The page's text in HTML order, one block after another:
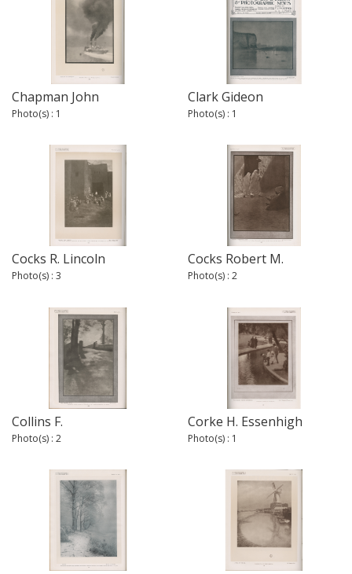
Chapman John
Photo(s) : 1
Clark Gideon
Photo(s) : 1
Cocks R. Lincoln
Photo(s) : 3
Cocks Robert M.
Photo(s) : 2
Collins F.
Photo(s) : 2
Corke H. Essenhigh
Photo(s) : 1